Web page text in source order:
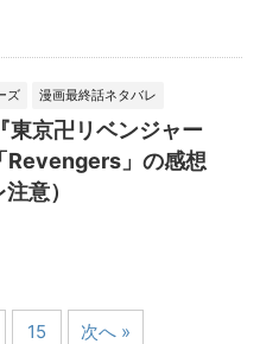
ズ 漫画最終話ネタバレ
東京卍リベンジャー
Revengers」の感想
意）
15 次へ »